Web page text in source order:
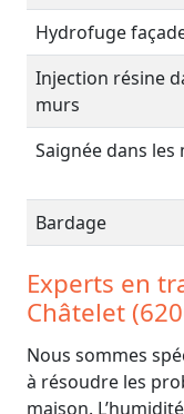
Hydrofuge
Injection résine
murs
Saignée dans les
Bardage
Experts en
Châtelet
Nous sommes
à résoudre les
maison.